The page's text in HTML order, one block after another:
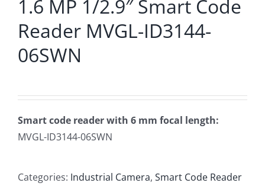
1.6 MP 1/2.9″ Smart Code
Reader MVGL-ID3144-
06SWN
Smart code reader with 6 mm focal length:
MVGL-ID3144-06SWN
Categories: Industrial Camera, Smart Code Reader